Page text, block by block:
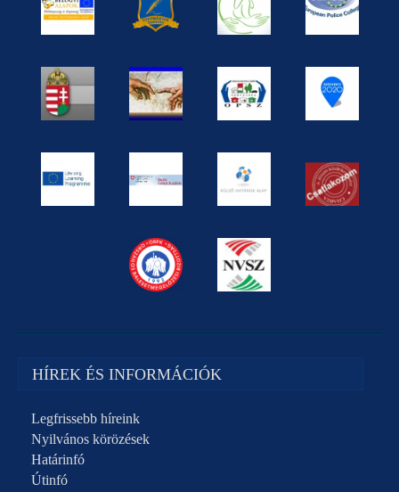
HÍREK ÉS INFORMÁCIÓK
Legfrissebb híreink
Nyilvános körözések
Határinfó
Útinfó